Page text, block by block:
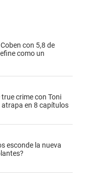
con 5,8 de
como un
crime con Toni
en 8 capítulos
esconde la nueva